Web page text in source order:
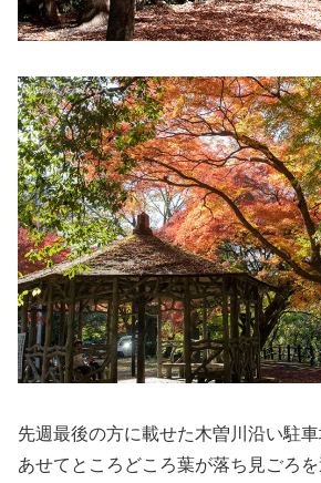
先週最後の方に載せた木曽川沿い駐
あせてところどころ葉が落ち見ごろを